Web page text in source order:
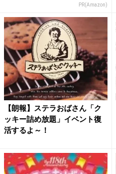
PR(Amazon)
【朗報】ステラおばさん「ク
ッキー詰め放題」イベント復
活するよ～！